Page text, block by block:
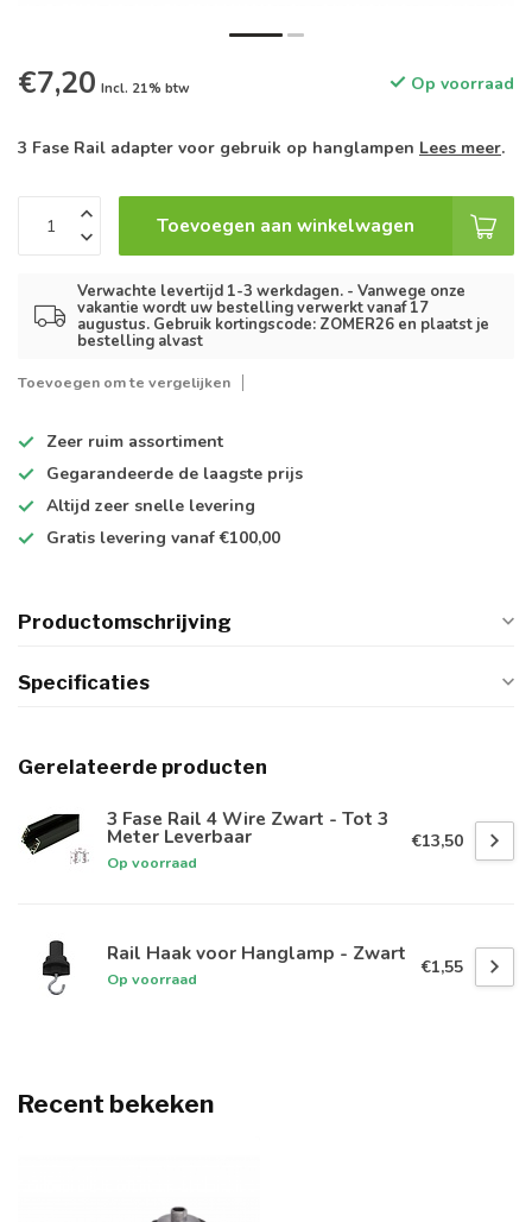
€7,20 Incl. 21% btw Op voorraad
3 Fase Rail adapter voor gebruik op hanglampen Lees meer.
Toevoegen aan winkelwagen
Verwachte levertijd 1-3 werkdagen. - Vanwege onze
vakantie wordt uw bestelling verwerkt vanaf 17
augustus. Gebruik kortingscode: ZOMER26 en plaatst je
bestelling alvast
Toevoegen om te vergelijken
Zeer ruim assortiment
Gegarandeerde de laagste prijs
Altijd zeer snelle levering
Gratis levering vanaf €100,00
Productomschrijving
Specificaties
Gerelateerde producten
3 Fase Rail 4 Wire Zwart - Tot 3
Meter Leverbaar
Op voorraad
€13,50
Rail Haak voor Hanglamp - Zwart
Op voorraad
€1,55
Recent bekeken